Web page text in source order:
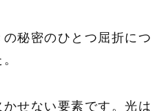
秘密のひとつ屈折につ
せない要素です。光は